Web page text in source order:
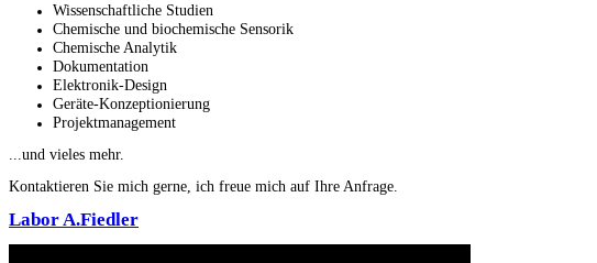
Wissenschaftliche Studien
Chemische und biochemische Sensorik
Chemische Analytik
Dokumentation
Elektronik-Design
Geräte-Konzeptionierung
Projektmanagement
...und vieles mehr.
Kontaktieren Sie mich gerne, ich freue mich auf Ihre Anfrage.
Labor A.Fiedler